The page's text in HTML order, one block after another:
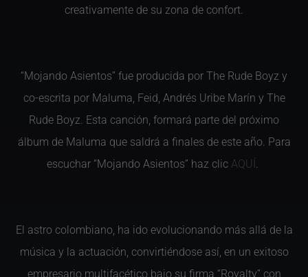
creativamente de su zona de confort.
“Mojando Asientos” fue producida por The Rude Boyz y
co-escrita por Maluma, Feid, Andrés Uribe Marín y The
Rude Boyz. Esta canción, formará parte del próximo
álbum de Maluma que saldrá a finales de este año. Para
escuchar “Mojando Asientos” haz clic AQUÍ.
El astro colombiano, ha ido evolucionando más allá de la
música y la actuación, convirtiéndose así, en un exitoso
empresario multifacético bajo su firma “Royalty” con